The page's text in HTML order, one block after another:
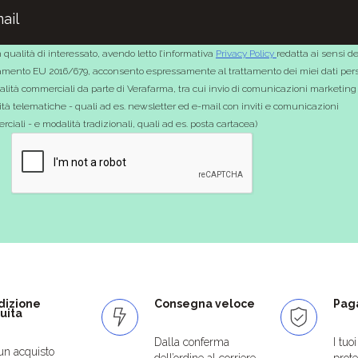
di interessato, avendo letto l’informativa Privacy Policy redatta ai sensi
EU 2016/679, acconsento espressamente al trattamento dei miei dati
commerciali da parte di Verafarma, tra cui invio di comunicazioni marketing
telematiche - quali ad es. newsletter ed e-mail con inviti e comunicazioni
- e modalità tradizionali, quali ad es. posta cartacea)
acquisto
Consegna veloce
Dalla conferma
I